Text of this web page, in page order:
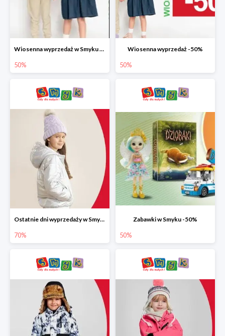
Wiosenna wyprzedaż w Smyku do -50%
50%
Wiosenna wyprzedaż -50%
50%
Ostatnie dni wyprzedaży w Smyku do -70%
70%
Zabawki w Smyku -50%
50%